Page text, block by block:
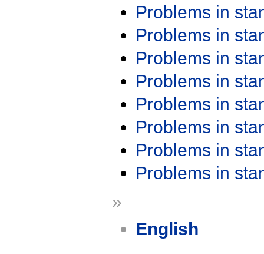
Problems in
Problems in
Problems in
Problems in
Problems in
Problems in
Problems in
Problems in
»
English